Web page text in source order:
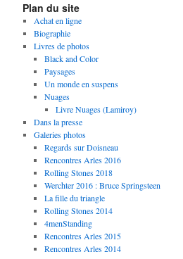
Plan du site
Achat en ligne
Biographie
Livres de photos
Black and Color
Paysages
Un monde en suspens
Nuages
Livre Nuages (Lamiroy)
Dans la presse
Galeries photos
Regards sur Doisneau
Rencontres Arles 2016
Rolling Stones 2018
Werchter 2016 : Bruce Springsteen
La fille du triangle
Rolling Stones 2014
4menStanding
Rencontres Arles 2015
Rencontres Arles 2014